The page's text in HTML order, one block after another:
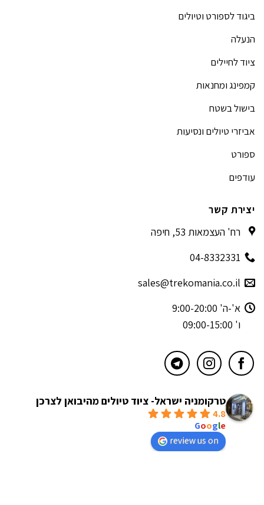
ביגוד לספורט וטיולים
הנעלה
ציוד לחיילים
קמפינג ומחנאות
בישול בשטח
אביזרי טיולים ונסיעות
ספורט
עודפים
יצירת קשר
רח' העצמאות 53, חיפה
04-8332331
sales@trekomania.co.il
א'-ה' 9:00-20:00
ו' 09:00-15:00
טרקומניה ישראל- ציוד טיולים מהיבואן לצרכן
4.8
Google
review us on